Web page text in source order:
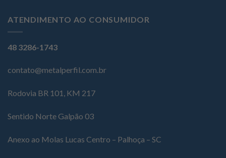
ATENDIMENTO AO CONSUMIDOR
48 3286-1743
contato@metalperfil.com.br
Rodovia BR 101, KM 217
Sentido Norte Galpão 03
Anexo ao Molas Lucas Centro – Palhoça – SC